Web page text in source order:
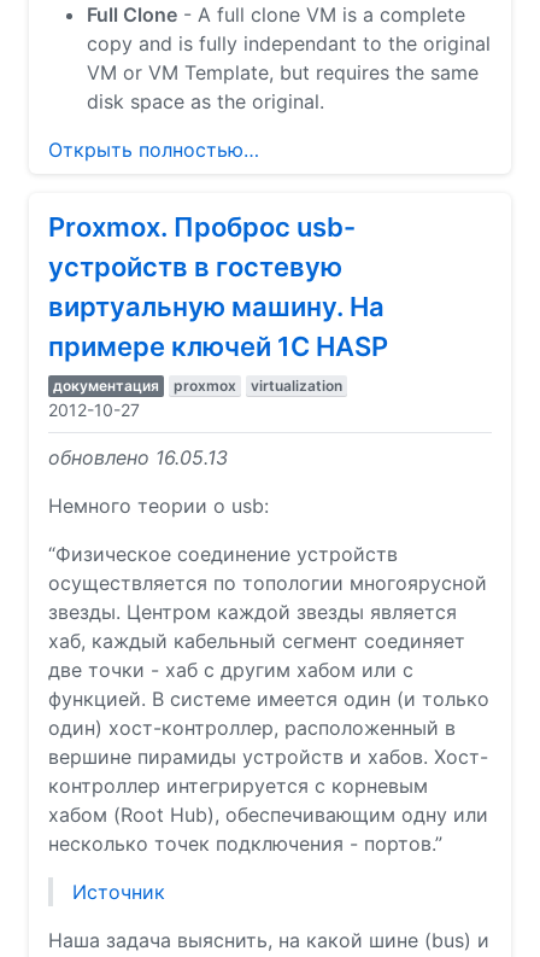
Full Clone - A full clone VM is a complete
copy and is fully independant to the original
VM or VM Template, but requires the same
disk space as the original.
Открыть полностью…
Proxmox. Проброс usb-
устройств в гостевую
виртуальную машину. На
примере ключей 1С HASP
документация proxmox virtualization
2012-10-27
обновлено 16.05.13
Немного теории о usb:
“Физическое соединение устройств
осуществляется по топологии многоярусной
звезды. Центром каждой звезды является
хаб, каждый кабельный сегмент соединяет
две точки - хаб с другим хабом или с
функцией. В системе имеется один (и только
один) хост-контроллер, расположенный в
вершине пирамиды устройств и хабов. Хост-
контроллер интегрируется с корневым
хабом (Root Hub), обеспечивающим одну или
несколько точек подключения - портов.”
Источник
Наша задача выяснить, на какой шине (bus) и